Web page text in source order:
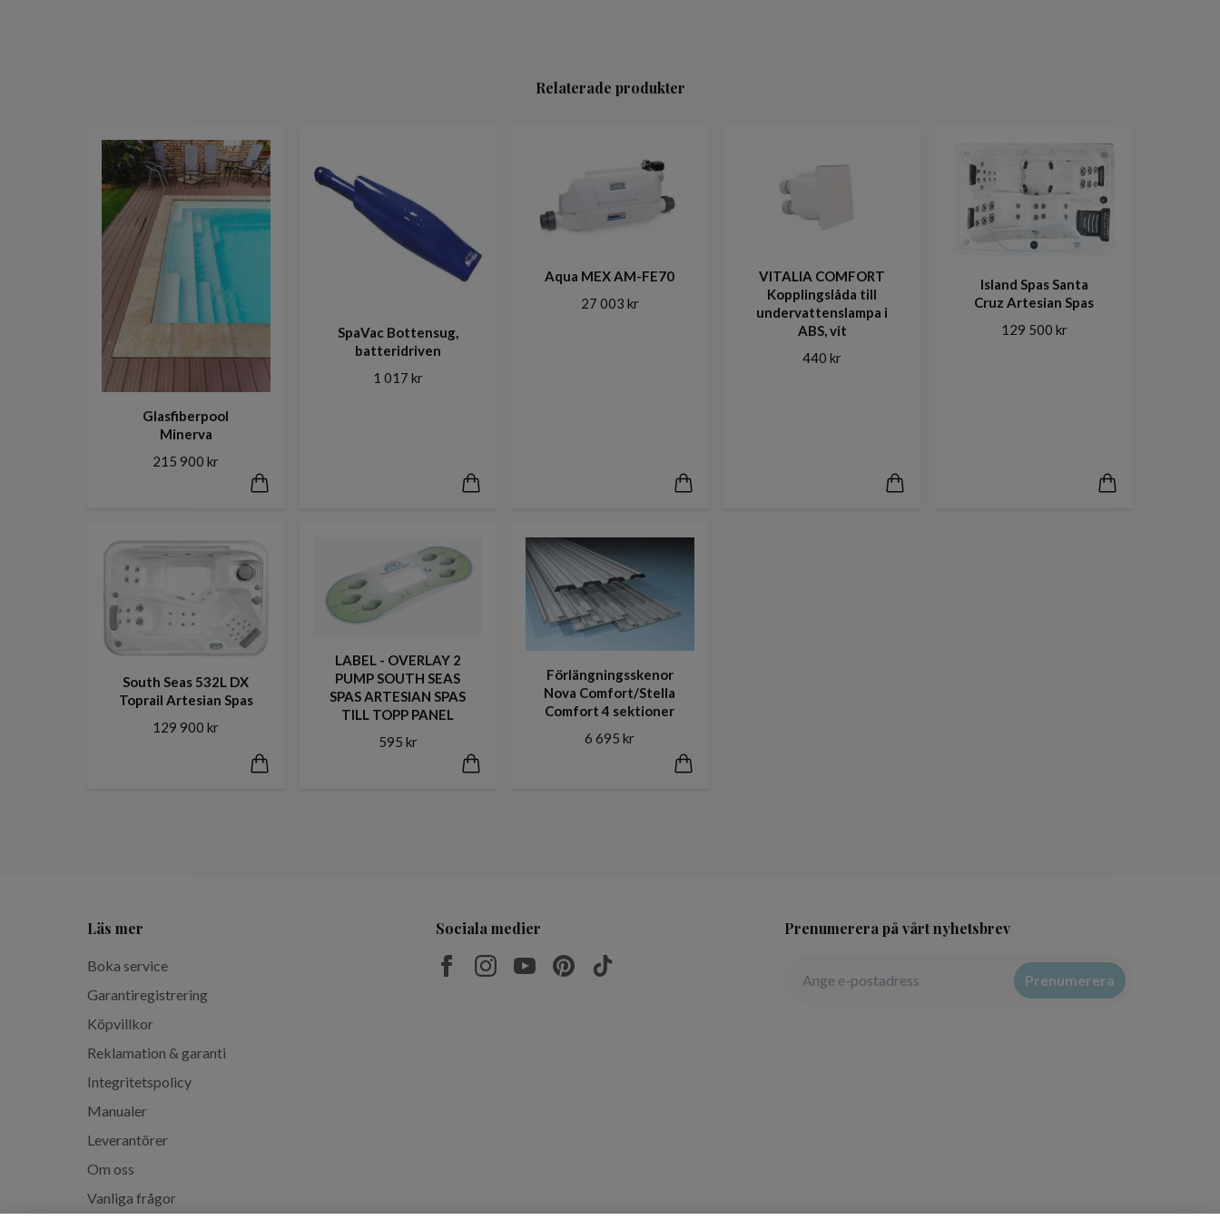
Relaterade produkter
Glasfiberpool
Minerva
215 900 kr
SpaVac Bottensug,
batteridriven
1 017 kr
Aqua MEX AM-FE70
27 003 kr
VITALIA COMFORT
Kopplingslåda till
undervattenslampa i
ABS, vit
440 kr
Island Spas Santa
Cruz Artesian Spas
129 500 kr
South Seas 532L DX
Toprail Artesian Spas
129 900 kr
LABEL - OVERLAY 2
PUMP SOUTH SEAS
SPAS ARTESIAN SPAS
TILL TOPP PANEL
595 kr
Förlängningsskenor
Nova Comfort/Stella
Comfort 4 sektioner
6 695 kr
Läs mer
Boka service
Garantiregistrering
Köpvillkor
Reklamation & garanti
Integritetspolicy
Manualer
Leverantörer
Om oss
Vanliga frågor
Sociala medier Prenumerera på vårt nyhetsbrev
Prenumerera